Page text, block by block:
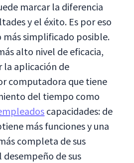
marcar la diferencia
y el éxito. Es por eso
más simplificado posible.
alto nivel de eficacia,
aplicación de
computadora que tiene
del tiempo como
capacidades: de
más funciones y una
completa de sus
de sus